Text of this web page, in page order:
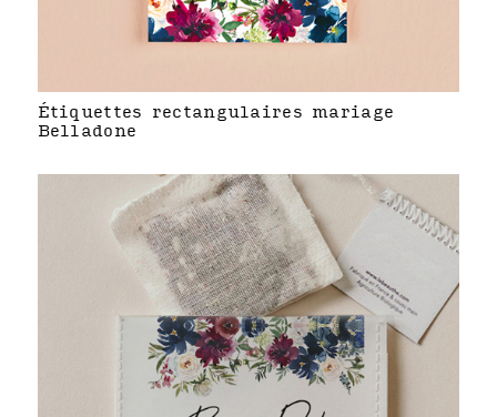
Étiquettes rectangulaires mariage
Belladone